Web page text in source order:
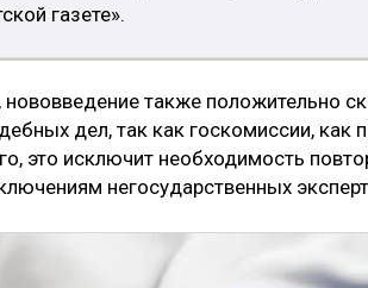
газете».
также положительно
дел, так как госкомиссии,
это исключит необходимость
негосударственных